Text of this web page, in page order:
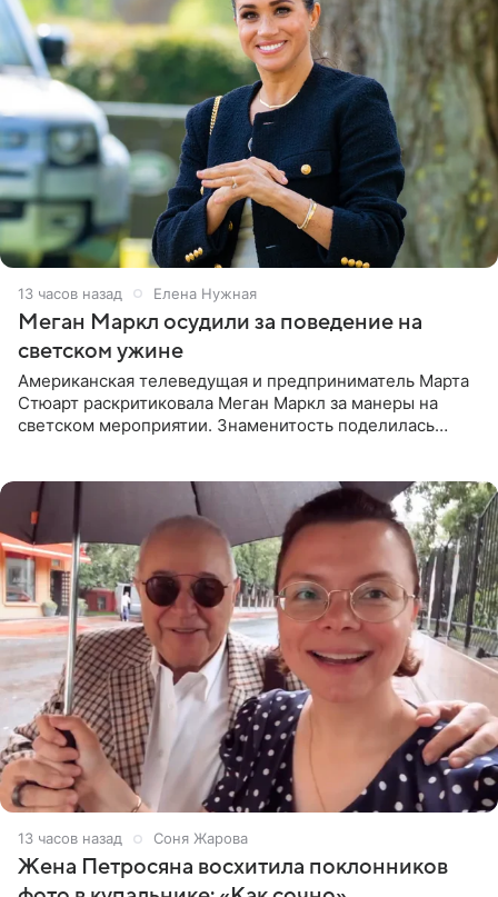
13 часов назад Елена Нужная
Меган Маркл осудили за поведение на
светском ужине
Американская телеведущая и предприниматель Марта
Стюарт раскритиковала Меган Маркл за манеры на
светском мероприятии. Знаменитость поделилась
13 часов назад Соня Жарова
Жена Петросяна восхитила поклонников